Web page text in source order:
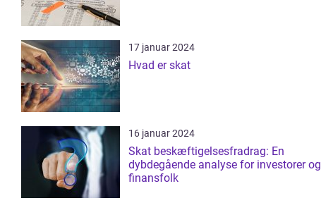
17 januar 2024
Hvad er skat
16 januar 2024
Skat beskæftigelsesfradrag: En
dybdegående analyse for investorer og
finansfolk